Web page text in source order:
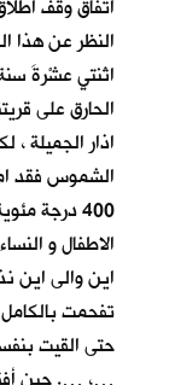
اتفاق وقف
النظر عن هذا
اثنتي عشْرةَ
الحارق على
اذار الجميلة
الشموس فقد
400 درجة
الاطفال و
اين والى اين
تفحمت
حتى القيت